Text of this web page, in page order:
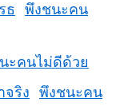
พึงชนะคน
ะคนไม่ดีด้วย
พึงชนะคน